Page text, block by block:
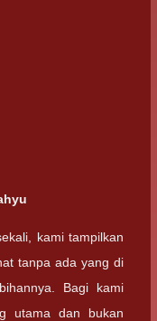
kami tampilkan
tanpa ada yang di
Bagi kami
utama dan bukan